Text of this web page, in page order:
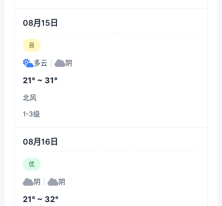
08月15日
良
多云 阴
21° ~ 31°
北风
1-3级
08月16日
优
阴 阴
21° ~ 32°